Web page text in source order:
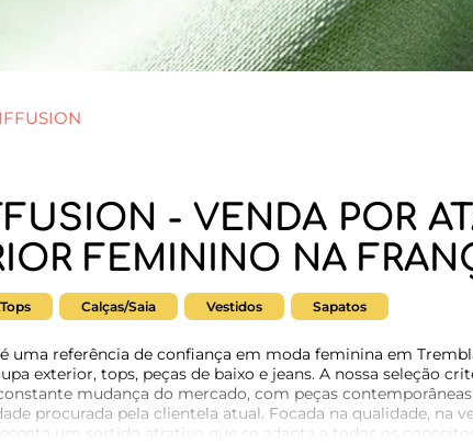
- VENDA POR
FEMININO NA
Tops Calças/Saia Vestidos Sapatos
é uma referência de confiança em moda feminina em
exterior, tops, peças de baixo e jeans. A nossa seleção
mudança do mercado, com peças contemporâneas
procurada pela clientela atual. Focada na qualidade, na
um sortido atrativo que se adapta a todos os